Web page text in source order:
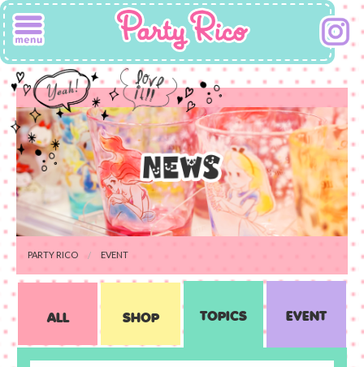
PARTY RICO EVENT
ALL SHOP TOPICS EVENT